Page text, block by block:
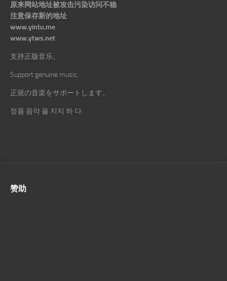
原来网站地址被攻击污染访问不稳
注意保存新的地址
www.yintu.me
www.ytws.net
支持正版音乐。
Support genuine music.
正規の音楽をサポートします。
정품 음악 을 지지 하 다.
赞助